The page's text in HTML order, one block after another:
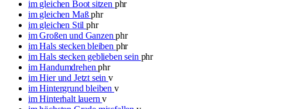
im gleichen Boot sitzen phr
im gleichen Maßphr
im gleichen Stilphr
im Großen und Ganzenphr
im Hals stecken bleiben phr
im Hals stecken geblieben sein phr
im Handumdrehenphr
im Hier und Jetzt sein v
im Hintergrund bleiben v
im Hinterhalt lauernv